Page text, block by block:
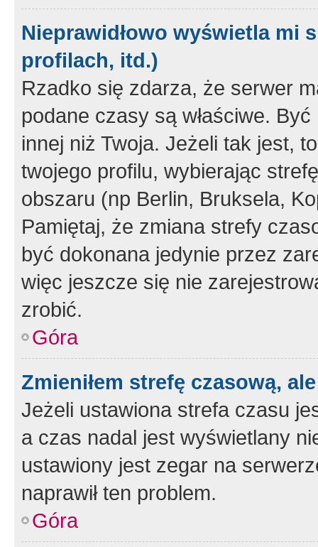
Nieprawidłowo wyświetla mi
profilach, itd.)
Rzadko się zdarza, że serwer
podane czasy są właściwe.
innej niż Twoja. Jeżeli tak jest,
twojego profilu, wybierając
obszaru (np Berlin, Bruksela,
Pamiętaj, że zmiana strefy
być dokonana jedynie przez
więc jeszcze się nie
zrobić.
Góra
Zmieniłem strefę czasową,
Jeżeli ustawiona strefa czasu
a czas nadal jest wyświetlany
ustawiony jest zegar na
naprawił ten problem.
Góra